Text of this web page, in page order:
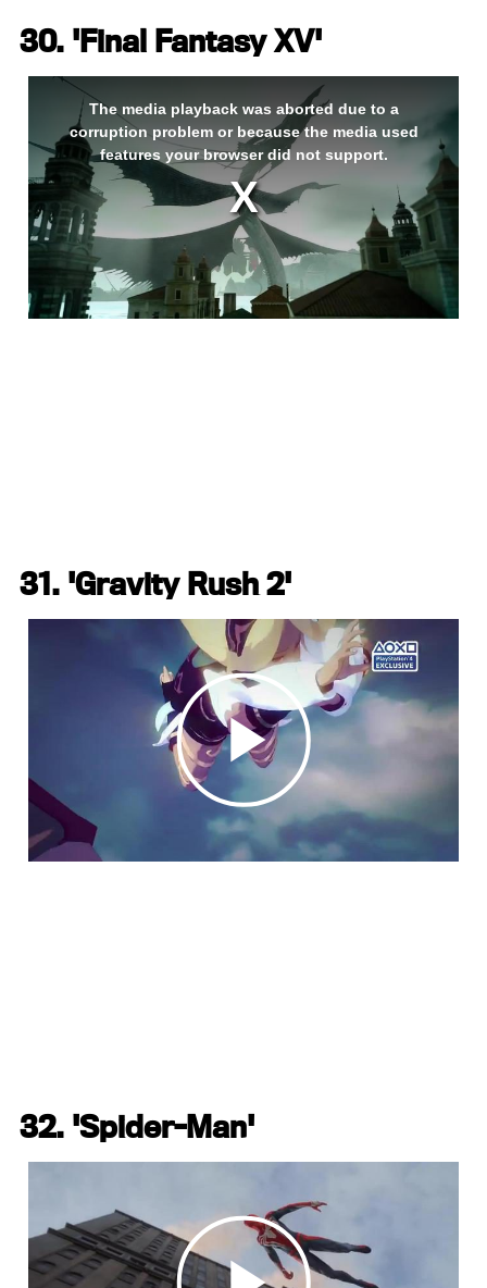
30. 'Final Fantasy XV'
31. 'Gravity Rush 2'
32. 'Spider-Man'